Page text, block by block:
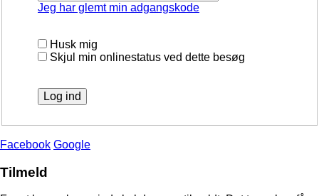
Jeg har glemt min adgangskode
Husk mig
Skjul min onlinestatus ved dette besøg
Facebook Google
Tilmeld